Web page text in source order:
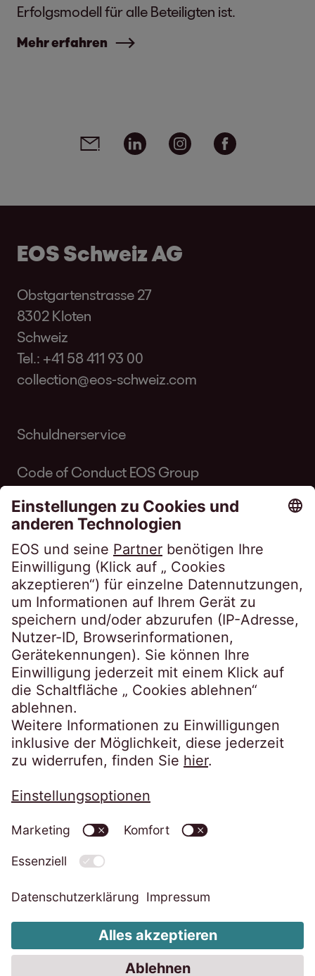
Erfolgsmodell für alle Beteiligten ist.
Mehr erfahren
Social Media Links - Artikel teilen
Email Linkedin Instagram
EOS Schweiz AG
Obstgartenstrasse 27
8302 Kloten
Schweiz
Tel.: +41 58 411 93 00
collection@eos-schweiz.com
Schuldnerservice
Code of Conduct EOS Group
Code of Conduct Inkasso Suisse
Linkedin EOS Schweiz
Kundenportale
EOSdirect
SECUREtransfer
Datenschutzerklärung Impressum